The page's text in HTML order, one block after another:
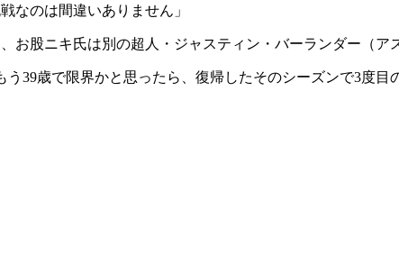
なのは間違いありません」
お股ニキ氏は別の超人・ジャスティン・バーランダー（ア
39歳で限界かと思ったら、復帰したそのシーズンで3度目